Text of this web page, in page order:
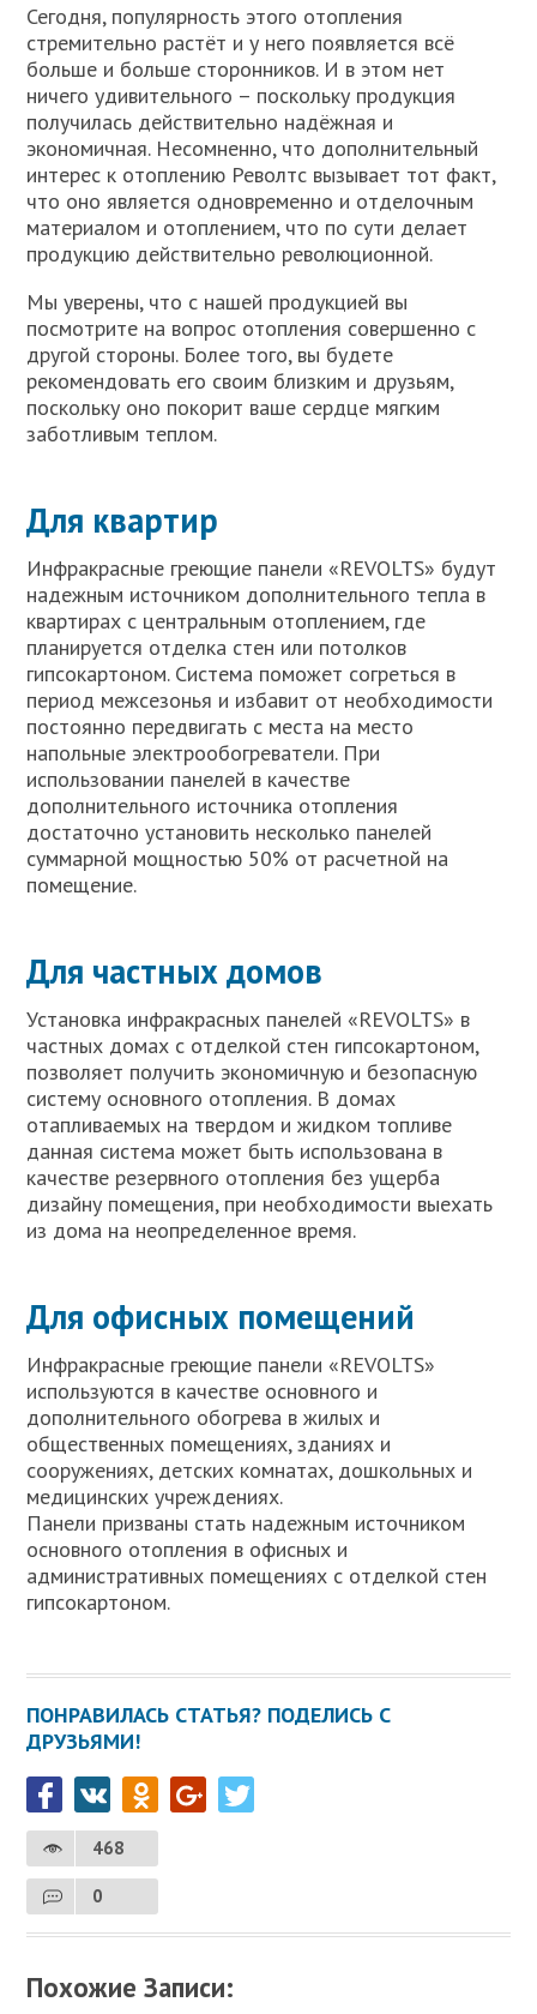
Сегодня, популярность этого отопления
стремительно растёт и у него появляется всё
больше и больше сторонников. И в этом нет
ничего удивительного – поскольку продукция
получилась действительно надёжная и
экономичная. Несомненно, что дополнительный
интерес к отоплению Револтс вызывает тот факт,
что оно является одновременно и отделочным
материалом и отоплением, что по сути делает
продукцию действительно революционной.
Мы уверены, что с нашей продукцией вы
посмотрите на вопрос отопления совершенно с
другой стороны. Более того, вы будете
рекомендовать его своим близким и друзьям,
поскольку оно покорит ваше сердце мягким
заботливым теплом.
Для квартир
Инфракрасные греющие панели «REVOLTS» будут
надежным источником дополнительного тепла в
квартирах с центральным отоплением, где
планируется отделка стен или потолков
гипсокартоном. Система поможет согреться в
период межсезонья и избавит от необходимости
постоянно передвигать с места на место
напольные электрообогреватели. При
использовании панелей в качестве
дополнительного источника отопления
достаточно установить несколько панелей
суммарной мощностью 50% от расчетной на
помещение.
Для частных домов
Установка инфракрасных панелей «REVOLTS» в
частных домах с отделкой стен гипсокартоном,
позволяет получить экономичную и безопасную
систему основного отопления. В домах
отапливаемых на твердом и жидком топливе
данная система может быть использована в
качестве резервного отопления без ущерба
дизайну помещения, при необходимости выехать
из дома на неопределенное время.
Для офисных помещений
Инфракрасные греющие панели «REVOLTS»
используются в качестве основного и
дополнительного обогрева в жилых и
общественных помещениях, зданиях и
сооружениях, детских комнатах, дошкольных и
медицинских учреждениях.
Панели призваны стать надежным источником
основного отопления в офисных и
административных помещениях с отделкой стен
гипсокартоном.
ПОНРАВИЛАСЬ СТАТЬЯ? ПОДЕЛИСЬ С
ДРУЗЬЯМИ!
468
0
Похожие Записи: